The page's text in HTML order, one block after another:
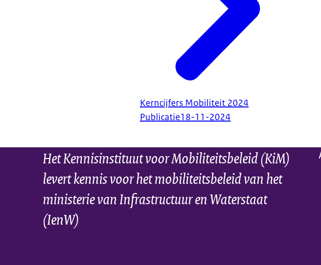
Kerncijfers Mobiliteit 2024
Publicatie18-11-2024
Het Kennisinstituut voor Mobiliteitsbeleid (KiM)
levert kennis voor het mobiliteitsbeleid van het
ministerie van Infrastructuur en Waterstaat
(IenW)